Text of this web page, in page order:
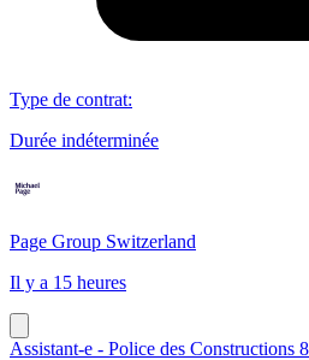
Type de contrat:
Durée indéterminée
Page Group Switzerland
Il y a 15 heures
Assistant-e - Police des Constructions